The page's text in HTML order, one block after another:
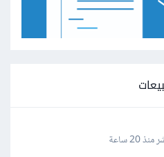
منذ 20 ساعة